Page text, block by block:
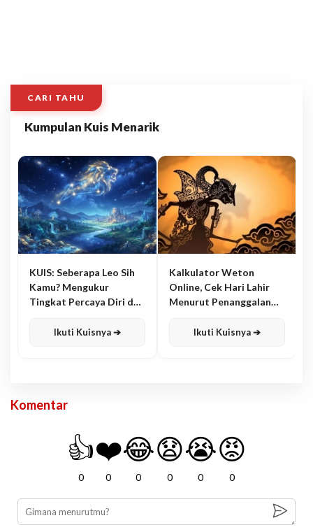
CARI TAHU
Kumpulan Kuis Menarik
KUIS: Seberapa Leo Sih
Kamu? Mengukur
Tingkat Percaya Diri dan
Ikuti Kuisnya ➔
Kalkulator Weton
Online, Cek Hari Lahir
Menurut Penanggalan
Ikuti Kuisnya ➔
Komentar
👍
0
❤️
0
😂
0
😧
0
😭
0
😡
0